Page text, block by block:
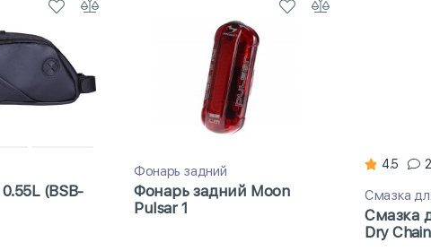
(BSB-
Фонарь задний
Фонарь задний Moon
Pulsar 1
4.5 2
Смазка
Смазка
Dry